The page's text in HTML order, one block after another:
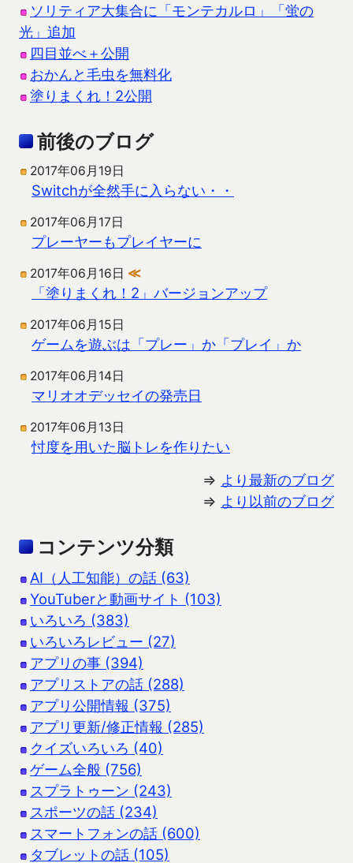
ソリティア大集合に「モンテカルロ」「蛍の
光」追加
四目並べ＋公開
おかんと毛虫を無料化
塗りまくれ！2公開
前後のブログ
2017年06月19日
Switchが全然手に入らない・・
2017年06月17日
プレーヤーもプレイヤーに
2017年06月16日 ≪
「塗りまくれ！2」バージョンアップ
2017年06月15日
ゲームを遊ぶは「プレー」か「プレイ」か
2017年06月14日
マリオオデッセイの発売日
2017年06月13日
忖度を用いた脳トレを作りたい
⇒ より最新のブログ
⇒ より以前のブログ
コンテンツ分類
AI（人工知能）の話 (63)
YouTuberと動画サイト (103)
いろいろ (383)
いろいろレビュー (27)
アプリの事 (394)
アプリストアの話 (288)
アプリ公開情報 (375)
アプリ更新/修正情報 (285)
クイズいろいろ (40)
ゲーム全般 (756)
スプラトゥーン (243)
スポーツの話 (234)
スマートフォンの話 (600)
タブレットの話 (105)